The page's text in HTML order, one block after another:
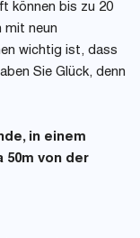
können bis zu 20
mit neun
wichtig ist, dass
Sie Glück, denn
in einem
von der